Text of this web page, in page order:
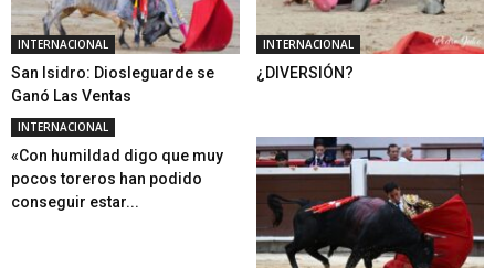
INTERNACIONAL
San Isidro: Diosleguarde se
Ganó Las Ventas
INTERNACIONAL
¿DIVERSIÓN?
INTERNACIONAL
«Con humildad digo que muy
pocos toreros han podido
conseguir estar...